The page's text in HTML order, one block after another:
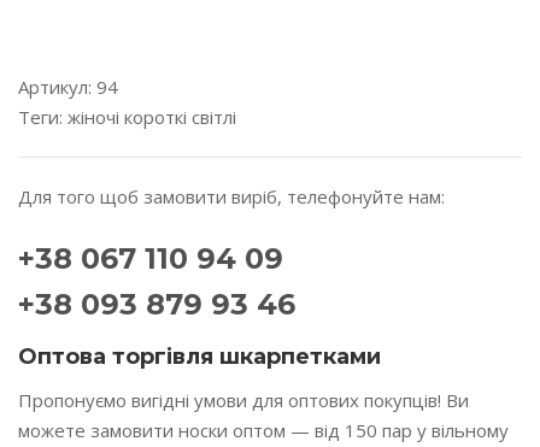
Артикул: 94
Теги: жіночі короткі світлі
Для того щоб замовити виріб, телефонуйте нам:
+38 067 110 94 09
+38 093 879 93 46
Оптова торгівля шкарпетками
Пропонуємо вигідні умови для оптових покупців! Ви
можете замовити носки оптом — від 150 пар у вільному